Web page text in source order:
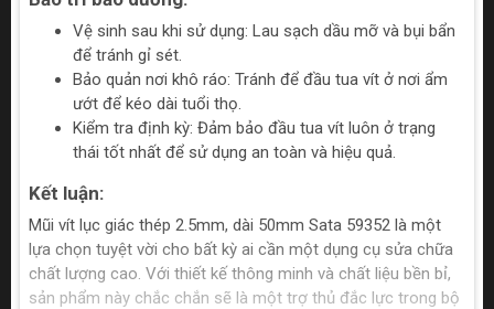
Vệ sinh sau khi sử dụng: Lau sạch dầu mỡ và bụi bẩn
để tránh gỉ sét.
Bảo quản nơi khô ráo: Tránh để đầu tua vít ở nơi ẩm
ướt để kéo dài tuổi thọ.
Kiểm tra định kỳ: Đảm bảo đầu tua vít luôn ở trạng
thái tốt nhất để sử dụng an toàn và hiệu quả.
Kết luận:
Mũi vít lục giác thép 2.5mm, dài 50mm Sata 59352 là một
lựa chọn tuyệt vời cho bất kỳ ai cần một dụng cụ sửa chữa
chất lượng cao. Với thiết kế thông minh và chất liệu bền bỉ,
sản phẩm này chắc chắn sẽ là một trợ thủ đắc lực trong bộ